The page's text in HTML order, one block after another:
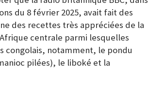
du 8 février 2025, avait fait des
des recettes très appréciées de la
centrale parmi lesquelles
congolais, notamment, le pondu
pilées), le liboké et la